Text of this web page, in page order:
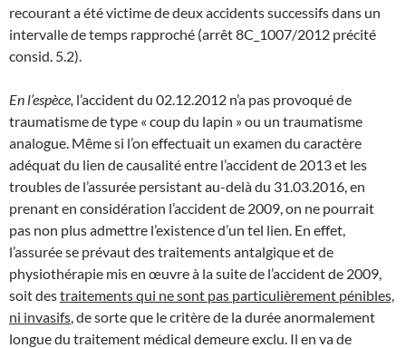
recourant a été victime de deux accidents successifs dans un
intervalle de temps rapproché (arrêt 8C_1007/2012 précité
consid. 5.2).
En l’espèce, l’accident du 02.12.2012 n’a pas provoqué de
traumatisme de type « coup du lapin » ou un traumatisme
analogue. Même si l’on effectuait un examen du caractère
adéquat du lien de causalité entre l’accident de 2013 et les
troubles de l’assurée persistant au-delà du 31.03.2016, en
prenant en considération l’accident de 2009, on ne pourrait
pas non plus admettre l’existence d’un tel lien. En effet,
l’assurée se prévaut des traitements antalgique et de
physiothérapie mis en œuvre à la suite de l’accident de 2009,
soit destraitements qui ne sont pas particulièrement pénibles,
ni invasifs , de sorte que le critère de la durée anormalement
longue du traitement médical demeure exclu. Il en va de